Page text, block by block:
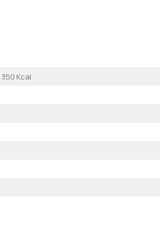
350 Kcal